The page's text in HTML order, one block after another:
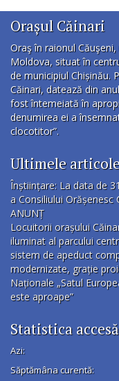
Orașul Căinari
Oraş în raionul
Moldova, situat în
de municipiul Chișinău.
Căinari, datează din
fost întemeiată în
denumirea ei a
clocotitor”.
Ultimele
Înștiințare: La data de
a Consiliului Orășenesc
ANUNȚ
Locuitorii orașului
iluminat al parcului
sistem de apeduct
modernizate, grație
Naționale „Satul
este aproape”
Statistica
Azi:
Săptămâna curentă: